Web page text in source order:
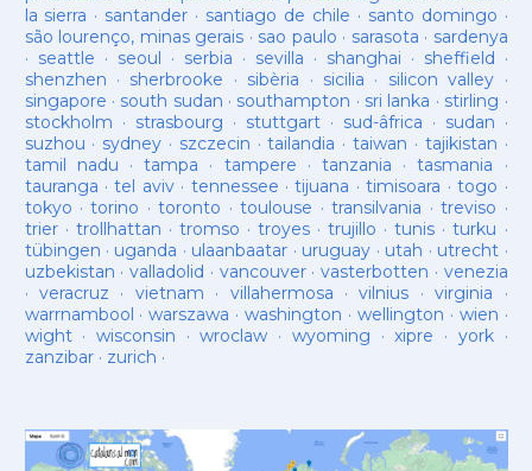
la sierra · santander · santiago de chile · santo domingo ·
são lourenço, minas gerais · sao paulo · sarasota · sardenya
· seattle · seoul · serbia · sevilla · shanghai · sheffield ·
shenzhen · sherbrooke · sibèria · sicilia · silicon valley ·
singapore · south sudan · southampton · sri lanka · stirling ·
stockholm · strasbourg · stuttgart· sud-âfrica · sudan ·
suzhou · sydney · szczecin ·tailandia ·taiwan · tajikistan ·
tamil nadu ·tampa · tampere · tanzania ·tasmania ·
tauranga ·tel aviv· tennessee ·tijuana ·timisoara ·togo ·
tokyo ·torino ·toronto ·toulouse ·transilvania ·treviso ·
trier· trollhattan · tromso · troyes·trujillo ·tunis ·turku ·
tübingen · uganda · ulaanbaatar · uruguay · utah · utrecht ·
uzbekistan · valladolid · vancouver· vasterbotten · venezia
· veracruz · vietnam · villahermosa ·vilnius ·virginia ·
warrnambool ·warszawa ·washington · wellington · wien ·
wight· wisconsin ·wroclaw · wyoming ·xipre · york·
zanzibar· zurich ·